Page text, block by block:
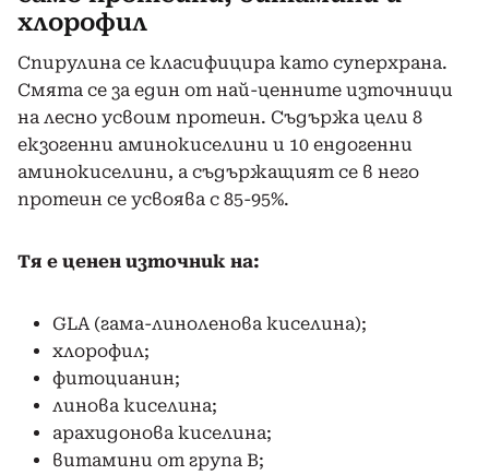
хлорофил
Спирулина се класифицира като суперхрана.
Смята се за един от най-ценните източници
на лесно усвоим протеин. Съдържа цели 8
екзогенни аминокиселини и 10 ендогенни
аминокиселини, а съдържащият се в него
протеин се усвоява с 85-95%.
Тя е ценен източник на:
GLA (гама-линоленова киселина);
хлорофил;
фитоцианин;
линова киселина;
арахидонова киселина;
витамини от група В;